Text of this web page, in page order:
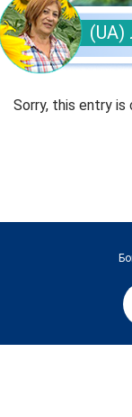
Sorry, this entry is